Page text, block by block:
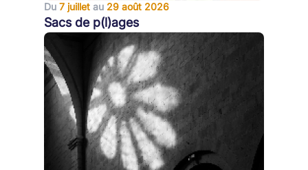
Du 7 juillet au 29 août 2026
Sacs de p(l)ages